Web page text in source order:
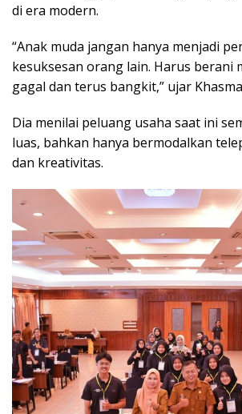
di era modern.
“Anak muda jangan hanya menjadi
kesuksesan orang lain. Harus berani
gagal dan terus bangkit,” ujar
Dia menilai peluang usaha saat ini
luas, bahkan hanya bermodalkan
dan kreativitas.